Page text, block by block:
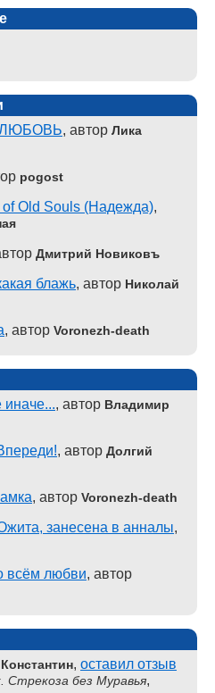
, автор Лика
pogost
Old Souls (Надежда),
Дмитрий Новиковъ
блажь, автор Николай
, автор Voronezh-death
, автор Владимир
, автор Долгий
, автор Voronezh-death
занесена в анналы,
всём любви, автор
, оставил отзыв
Стрекоза без Муравья,